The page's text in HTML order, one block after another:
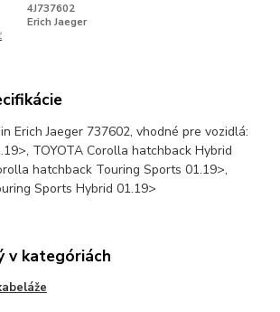
4J737602
Erich Jaeger
Erich Jaeger 737602, vhodné pre vozidlá:
TOYOTA Corolla hatchback Hybrid
hatchback Touring Sports 01.19>,
Sports Hybrid 01.19>
v kategóriách